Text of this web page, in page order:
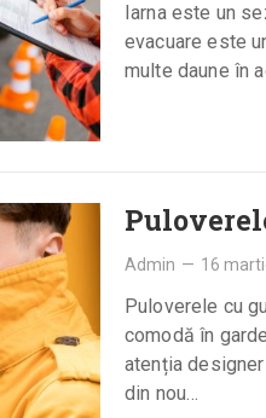
Iarna este un
evacuare este
multe daune în
Admin — 16
Puloverele cu
comodă în
atenția
din nou…